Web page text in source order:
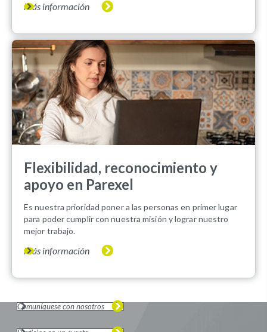
Más información
Flexibilidad, reconocimiento y
apoyo en Parexel
Es nuestra prioridad poner a las personas en primer lugar
para poder cumplir con nuestra misión y lograr nuestro
mejor trabajo.
Más información
Comuníquese con nosotros